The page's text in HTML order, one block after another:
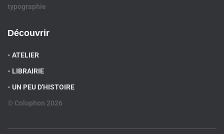
typographie
Découvrir
- ATELIER
- LIBRAIRIE
- UN PEU D'HISTOIRE
© Colophon 2026